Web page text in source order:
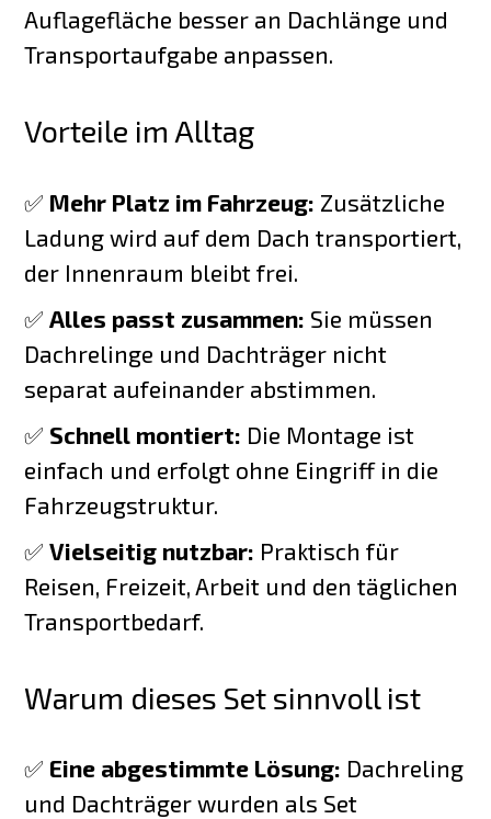
Auflagefläche besser an Dachlänge und
Transportaufgabe anpassen.
Vorteile im Alltag
✅ Mehr Platz im Fahrzeug: Zusätzliche
Ladung wird auf dem Dach transportiert,
der Innenraum bleibt frei.
✅Alles passt zusammen: Sie müssen
Dachrelinge und Dachträger nicht
separat aufeinander abstimmen.
✅ Schnell montiert: Die Montage ist
einfach und erfolgt ohne Eingriff in die
Fahrzeugstruktur.
✅Vielseitig nutzbar: Praktisch für
Reisen, Freizeit, Arbeit und den täglichen
Transportbedarf.
Warum dieses Set sinnvoll ist
✅ Eine abgestimmte Lösung: Dachreling
und Dachträger wurden als Set